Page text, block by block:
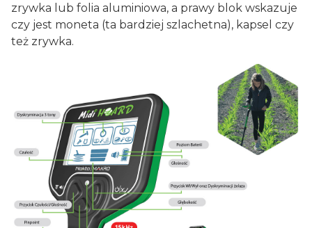
zrywka lub folia aluminiowa, a prawy blok wskazuje
czy jest moneta (ta bardziej szlachetna), kapsel czy
też zrywka.